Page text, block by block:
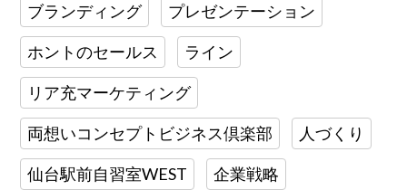
ブランディング プレゼンテーション
ホントのセールス ライン
リア充マーケティング
両想いコンセプトビジネス倶楽部 人づくり
仙台駅前自習室WEST 企業戦略